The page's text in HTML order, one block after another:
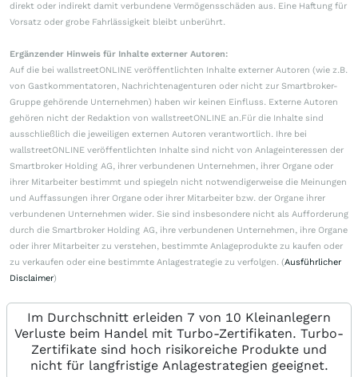
direkt oder indirekt damit verbundene Vermögensschäden aus. Eine Haftung für
Vorsatz oder grobe Fahrlässigkeit bleibt unberührt.
Ergänzender Hinweis für Inhalte externer Autoren:
Auf die bei wallstreetONLINE veröffentlichten Inhalte externer Autoren (wie z.B.
von Gastkommentatoren, Nachrichtenagenturen oder nicht zur Smartbroker-
Gruppe gehörende Unternehmen) haben wir keinen Einfluss. Externe Autoren
gehören nicht der Redaktion von wallstreetONLINE an.Für die Inhalte sind
ausschließlich die jeweiligen externen Autoren verantwortlich. Ihre bei
wallstreetONLINE veröffentlichten Inhalte sind nicht von Anlageinteressen der
Smartbroker Holding AG, ihrer verbundenen Unternehmen, ihrer Organe oder
ihrer Mitarbeiter bestimmt und spiegeln nicht notwendigerweise die Meinungen
und Auffassungen ihrer Organe oder ihrer Mitarbeiter bzw. der Organe ihrer
verbundenen Unternehmen wider. Sie sind insbesondere nicht als Aufforderung
durch die Smartbroker Holding AG, ihre verbundenen Unternehmen, ihre Organe
oder ihrer Mitarbeiter zu verstehen, bestimmte Anlageprodukte zu kaufen oder
zu verkaufen oder eine bestimmte Anlagestrategie zu verfolgen. (Ausführlicher
Disclaimer)
Im Durchschnitt erleiden 7 von 10 Kleinanlegern
Verluste beim Handel mit Turbo-Zertifikaten. Turbo-
Zertifikate sind hoch risikoreiche Produkte und
nicht für langfristige Anlagestrategien geeignet.